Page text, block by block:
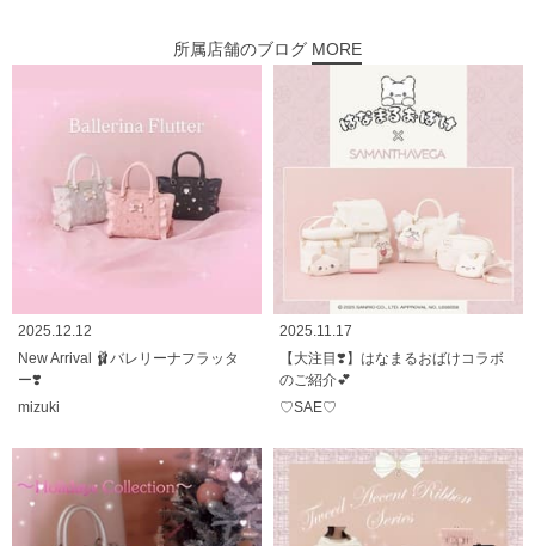
所属店舗のブログ MORE
2025.12.12
New Arrival 🩰バレリーナフラッタ
ー❣️
mizuki
2025.11.17
【大注目❣️】はなまるおばけコラボ
のご紹介💕
♡SAE♡